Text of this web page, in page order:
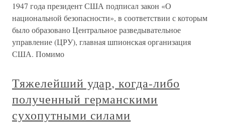
1947 года президент США подписал закон «О
национальной безопасности», в соответствии с которым
было образовано Центральное разведывательное
управление (ЦРУ), главная шпионская организация
США. Помимо
Тяжелейший удар, когда-либо
полученный германскими
сухопутными силами